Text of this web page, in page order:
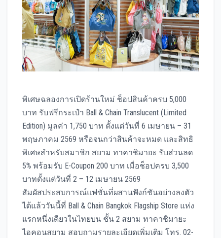
พิเศษฉลองการเปิดร้านใหม่ ช็อปสินค้าครบ 5,000
บาท รับฟรีกระเป๋า Ball & Chain Translucent (Limited
Edition) มูลค่า 1,750 บาท ตั้งแต่วันที่ 6 เมษายน – 31
พฤษภาคม 2569 หรือจนกว่าสินค้าจะหมด และสิทธิ
พิเศษสำหรับสมาชิก สยาม ทาคาชิมายะ รับส่วนลด
5% พร้อมรับ E-Coupon 200 บาท เมื่อช็อปครบ 3,500
บาทตั้งแต่วันที่ 2 – 12 เมษายน 2569
สัมผัสประสบการณ์แฟชั่นที่ผสานฟังก์ชันอย่างลงตัว
ได้แล้ววันนี้ที่ Ball & Chain Bangkok Flagship Store แห่ง
แรกหนึ่งเดียวในไทยบน ชั้น 2 สยาม ทาคาชิมายะ
ไอคอนสยาม สอบถามรายละเอียดเพิ่มเติม โทร. 02-